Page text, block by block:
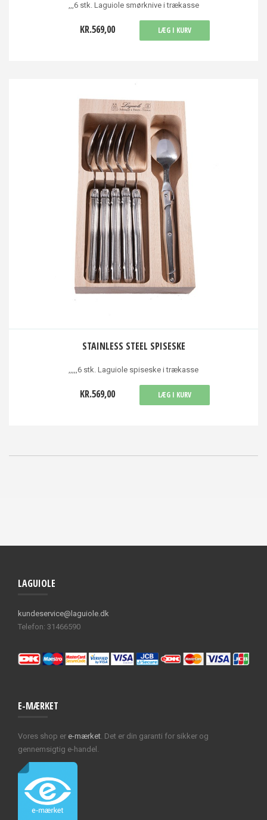
,,,6 stk. Laguiole smørknive i trækasse
KR.569,00 LÆG I KURV
STAINLESS STEEL SPISESKE
,,,,,6 stk. Laguiole spiseske i trækasse
KR.569,00 LÆG I KURV
LAGUIOLE
kundeservice@laguiole.dk
Telefon: 31466590
E-MÆRKET
Vores shop er e-mærket. Det er din garanti for sikker og
gennemsigtig e-handel.